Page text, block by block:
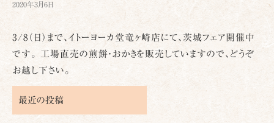
2020年3月6日
3/8（日）まで、イトーヨーカ堂竜ヶ崎店にて、茨城フェア開催中
です。 工場直売の煎餅・おかきを販売していますので、どうぞ
お越し下さい。
最近の投稿